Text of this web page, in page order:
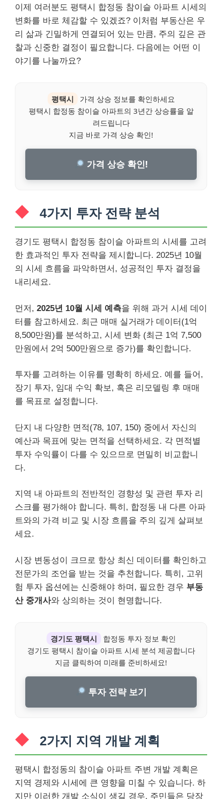
이제 여러분도 평택시 합정동 참이슬 아파트 시세의
변화를 바로 체감할 수 있겠죠? 이처럼 부동산은 우
리 삶과 긴밀하게 연결되어 있는 만큼, 주의 깊은 관
찰과 신중한 결정이 필요합니다. 다음에는 어떤 이
야기를 나눌까요?
평택시
가격 상승 정보를 확인하세요
평택시 합정동 참이슬 아파트의 3년간 상승률을 알
려드립니다
지금 바로 가격 상승 확인!
가격 상승 확인!
4가지 투자 전략 분석
경기도 평택시 합정동 참이슬 아파트의 시세를 고려
한 효과적인 투자 전략을 제시합니다. 2025년 10월
의 시세 흐름을 파악하면서, 성공적인 투자 결정을
내리세요.
먼저, 2025년 10월 시세 예측을 위해 과거 시세 데이
터를 참고하세요. 최근 매매 실거래가 데이터(1억
8,500만원)를 분석하고, 시세 변화 (최근 1억 7,500
만원에서 2억 500만원으로 증가)를 확인합니다.
투자를 고려하는 이유를 명확히 하세요. 예를 들어,
장기 투자, 임대 수익 확보, 혹은 리모델링 후 매매
를 목표로 설정합니다.
단지 내 다양한 면적(78, 107, 150) 중에서 자신의
예산과 목표에 맞는 면적을 선택하세요. 각 면적별
투자 수익률이 다를 수 있으므로 면밀히 비교합니
다.
지역 내 아파트의 전반적인 경향성 및 관련 투자 리
스크를 평가해야 합니다. 특히, 합정동 내 다른 아파
트와의 가격 비교 및 시장 흐름을 주의 깊게 살펴보
세요.
시장 변동성이 크므로 항상 최신 데이터를 확인하고
전문가의 조언을 받는 것을 추천합니다. 특히, 고위
험 투자 옵션에는 신중해야 하며, 필요한 경우 부동
산 중개사와 상의하는 것이 현명합니다.
경기도 평택시
합정동 투자 정보 확인
경기도 평택시 참이슬 아파트 시세 분석 제공합니다
지금 클릭하여 미래를 준비하세요!
투자 전략 보기
2가지 지역 개발 계획
평택시 합정동의 참이슬 아파트 주변 개발 계획은
지역 경제와 시세에 큰 영향을 미칠 수 있습니다. 하
지만 이러한 개발 소식이 생길 경우, 주민들은 당장